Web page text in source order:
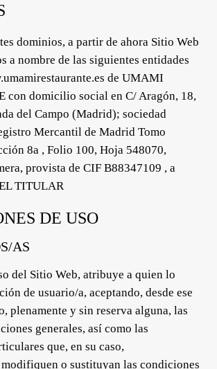
dominios, a partir de ahora Sitio Web
a nombre de las siguientes entidades
de UMAMI
con domicilio social en C/ Aragón, 18,
del Campo (Madrid); sociedad
Mercantil de Madrid Tomo
8a , Folio 100, Hoja 548070,
provista de CIF B88347109 , a
TITULAR
DE USO
AS
del Sitio Web, atribuye a quien lo
de usuario/a, aceptando, desde ese
plenamente y sin reserva alguna, las
generales, así como las
que, en su caso,
o sustituyan las condiciones